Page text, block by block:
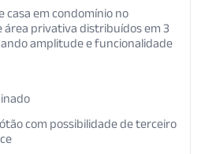
em condomínio no
área privativa distribuídos em 3
amplitude e funcionalidade
com possibilidade de terceiro